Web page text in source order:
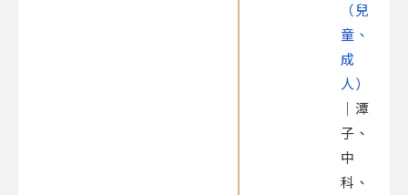
（兒
童、
成
人）
｜潭
子、
中
科、